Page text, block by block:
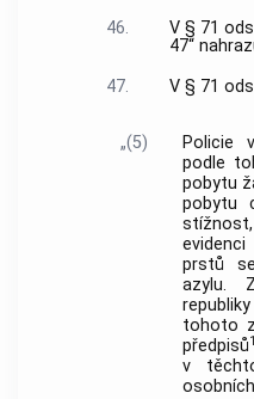
46.
V § 71
47“
47.
V § 71
„(5)
Policie
podle
pobytu
pobytu
prstů
azylu.
tohoto
předpisů
v